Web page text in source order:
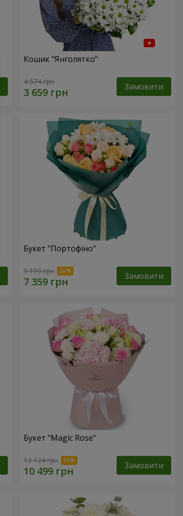
Кошик "Янголятко"
4 574 грн Замовити
Букет "Портофіно"
9 199 грн Замовити
Букет "Magic Rose"
13 124 грн Замовити